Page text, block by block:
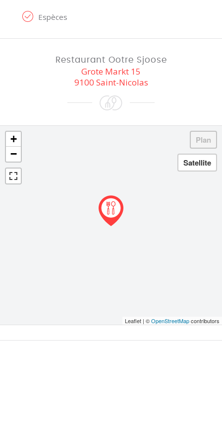
Espèces
Restaurant Ootre Sjoose
Grote Markt 15
9100 Saint-Nicolas
+
−
Leaflet | ©OpenStreetMapcontributors